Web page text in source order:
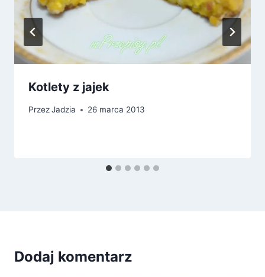
Kotlety z jajek
PrzezJadzia 26 marca 2013
Dodaj komentarz